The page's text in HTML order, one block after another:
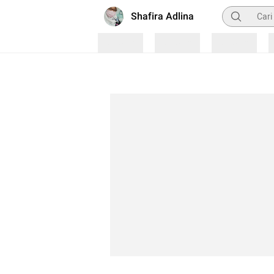
Shafira Adlina Pencarian